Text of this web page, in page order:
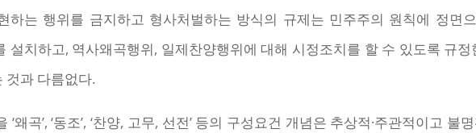
하는 행위를 금지하고 형사처벌하는 방식의 규제는 민주주의 원칙에 정면
설치하고, 역사왜곡행위, 일제찬양행위에 대해 시정조치를 할 수 있도록 규
것과 다름없다.
‘왜곡’, ‘동조’, ‘찬양, 고무, 선전’ 등의 구성요건 개념은 추상적·주관적이고